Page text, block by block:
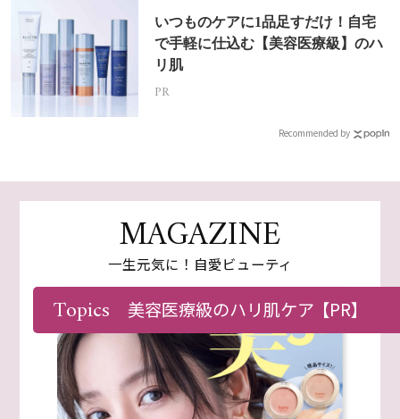
いつものケアに1品足すだけ！自宅
で手軽に仕込む【美容医療級】のハ
リ肌
PR
Recommended by
MAGAZINE
一生元気に！自愛ビューティ
Topics 美容医療級のハリ肌ケア【PR】